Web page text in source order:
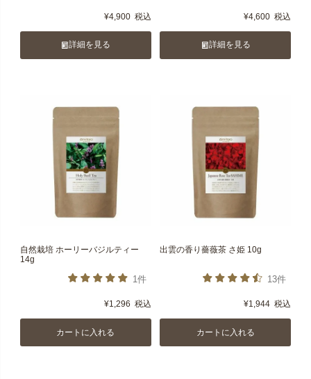
¥4,900 税込
詳細を見る
¥4,600 税込
詳細を見る
自然栽培 ホーリーバジルティー
14g
1件
¥1,296 税込
カートに入れる
出雲の香り薔薇茶 さ姫 10g
13件
¥1,944 税込
カートに入れる